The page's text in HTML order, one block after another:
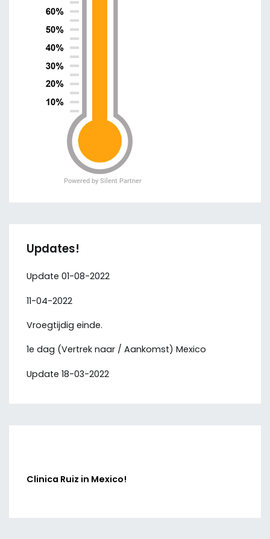
Updates!
Update 01-08-2022
11-04-2022
Vroegtijdig einde.
1e dag (Vertrek naar / Aankomst) Mexico
Update 18-03-2022
Clinica Ruiz in Mexico!